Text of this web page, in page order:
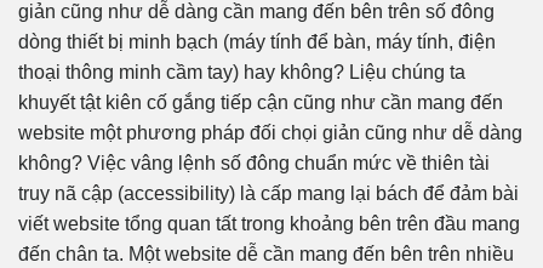
giản cũng như dễ dàng cần mang đến bên trên số đông
dòng thiết bị minh bạch (máy tính để bàn, máy tính, điện
thoại thông minh cầm tay) hay không? Liệu chúng ta
khuyết tật kiên cố gắng tiếp cận cũng như cần mang đến
website một phương pháp đối chọi giản cũng như dễ dàng
không? Việc vâng lệnh số đông chuẩn mức về thiên tài
truy nã cập (accessibility) là cấp mang lại bách để đảm bài
viết website tổng quan tất trong khoảng bên trên đầu mang
đến chân ta. Một website dễ cần mang đến bên trên nhiều